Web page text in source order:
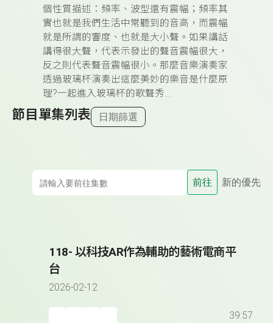
個性質描述：頻率、波型還有震幅；頻率其
實也就是我們生活中常聽到的音高，而震幅
就是所謂的響度、也就是大小聲。如果講話
講得很大聲，代表示發出的聲音震幅很大，
反之則代表聲音震幅很小。那麼音樂演奏家
透過玻璃杯演奏出這麼美妙的樂音是什麼原
理?一起進入玻璃杯的歌聲秀....
節目單集列表 日期篩選
前往 新的優先
118- 以科技AR作為輔助的藝術電商平
台
2026-02-12
39:57